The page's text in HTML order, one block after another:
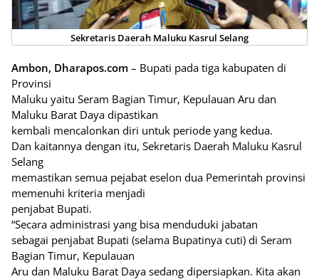
Sekretaris Daerah Maluku Kasrul Selang
Ambon, Dharapos.com – Bupati pada tiga kabupaten di
Provinsi
Maluku yaitu Seram Bagian Timur, Kepulauan Aru dan
Maluku Barat Daya dipastikan
kembali mencalonkan diri untuk periode yang kedua.
Dan kaitannya dengan itu, Sekretaris Daerah Maluku Kasrul
Selang
memastikan semua pejabat eselon dua Pemerintah provinsi
memenuhi kriteria menjadi
penjabat Bupati.
“Secara administrasi yang bisa menduduki jabatan
sebagai penjabat Bupati (selama Bupatinya cuti) di Seram
Bagian Timur, Kepulauan
Aru dan Maluku Barat Daya sedang dipersiapkan. Kita akan